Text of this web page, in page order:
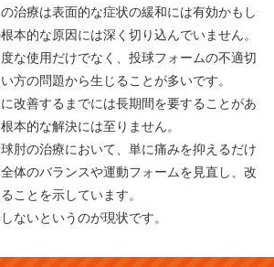
治療は表面的な症状の緩和には有効かもし
本的な原因には深く切り込んでいません。
な使用だけでなく、投球フォームの不適切
方の問題から生じることが多いです。
改善するまでには長期間を要することがあ
本的な解決には至りません。
肘の治療において、単に痛みを抑えるだけ
体のバランスや運動フォームを見直し、改
ことを示しています。
ないというのが現状です。